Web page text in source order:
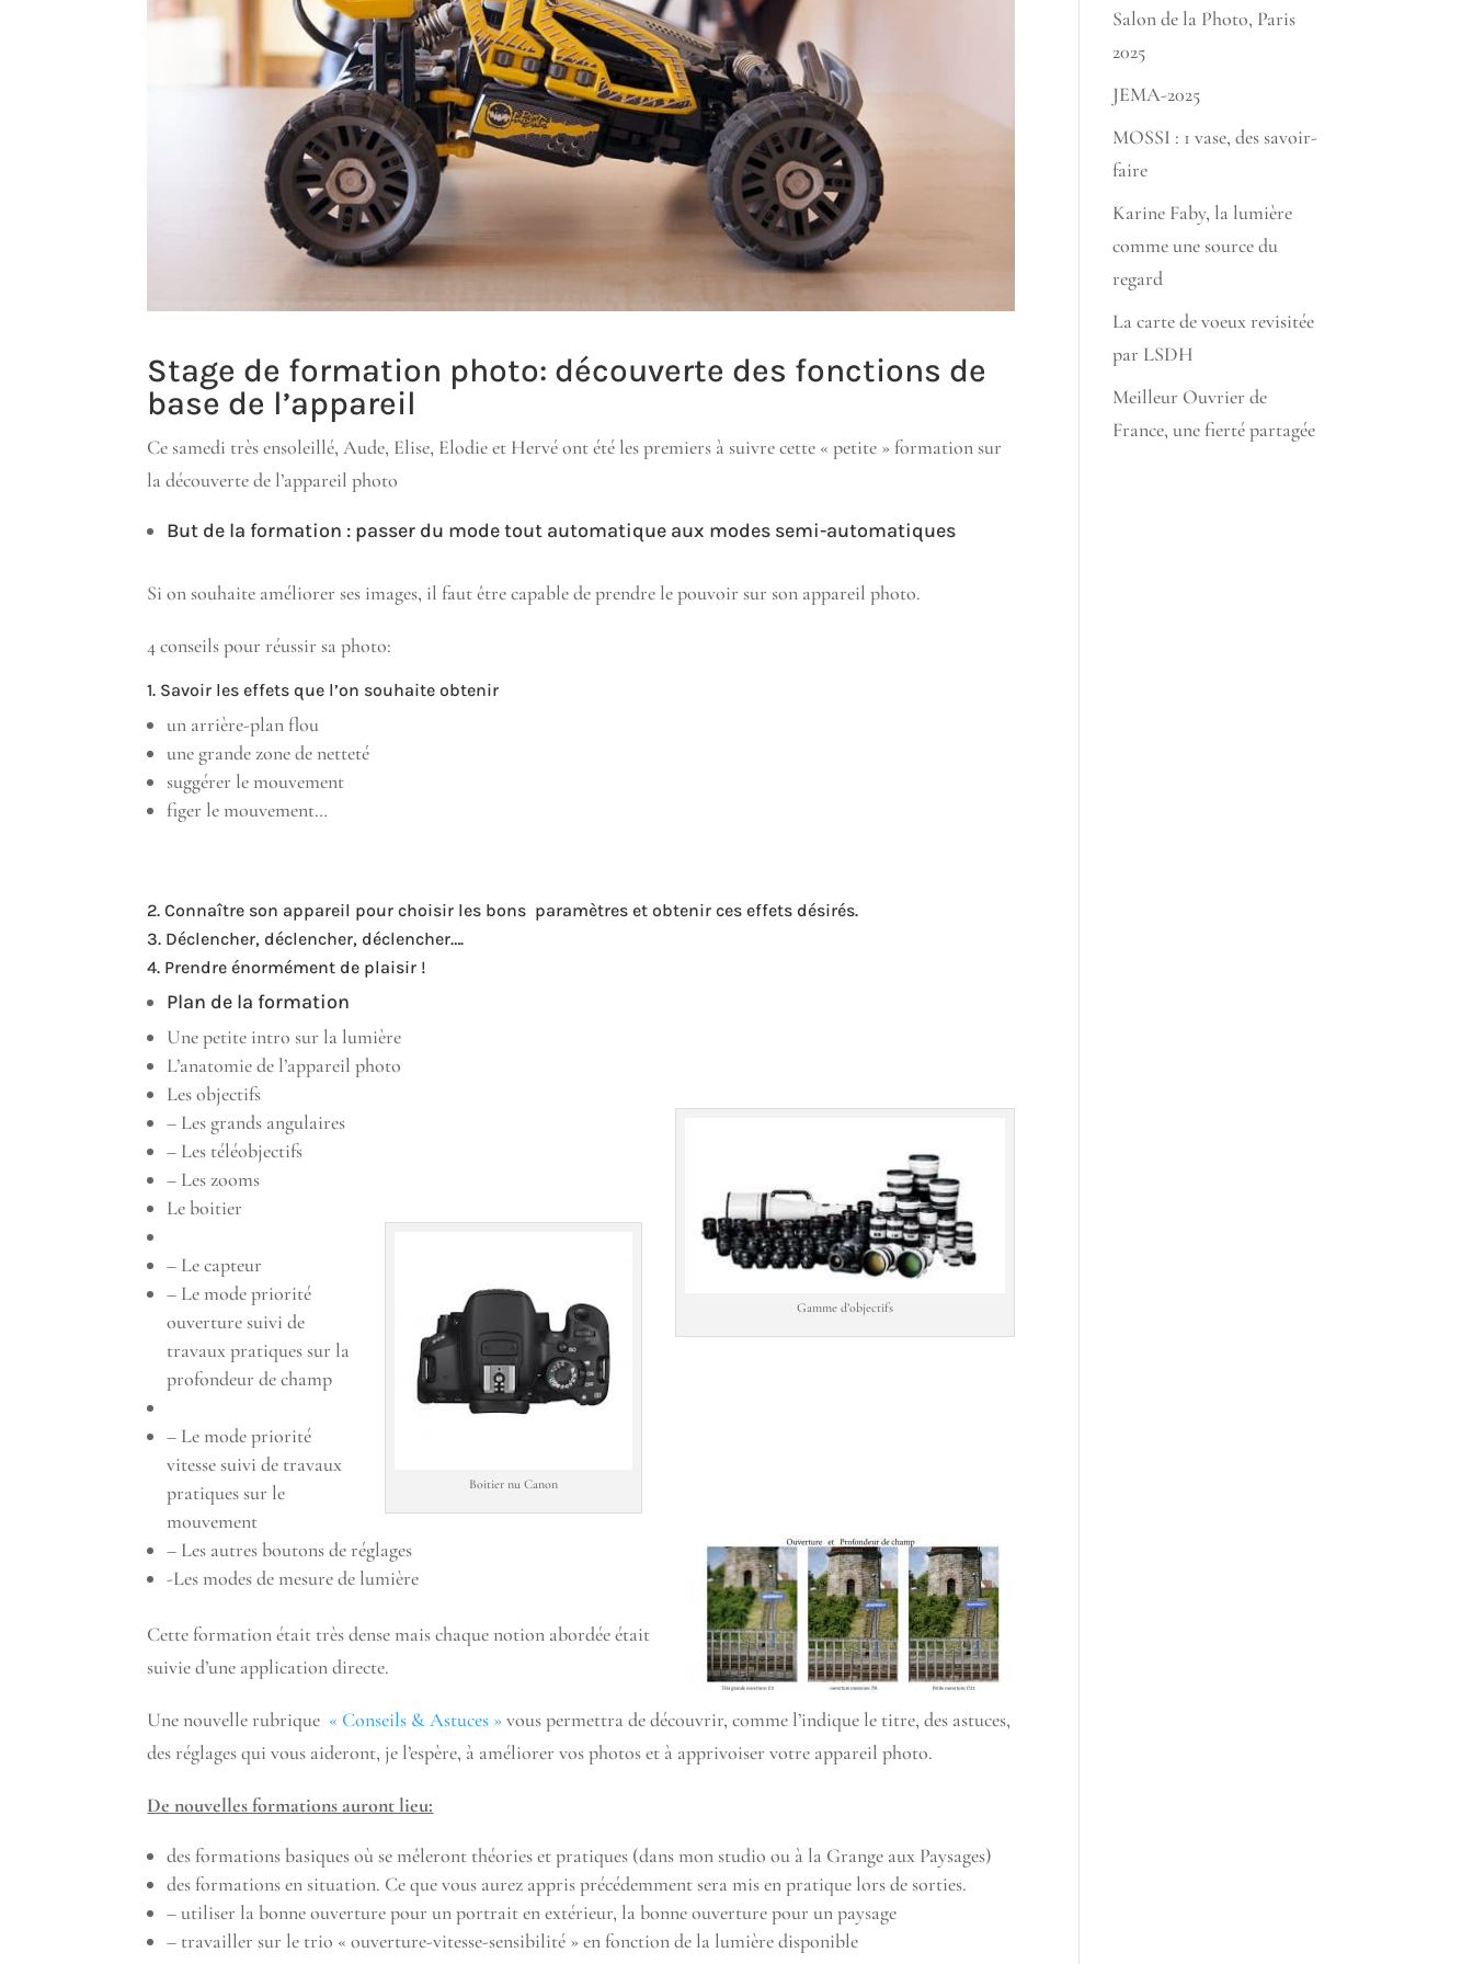
Stage de formation photo: découverte des fonctions de
base de l’appareil
Ce samedi très ensoleillé, Aude, Elise, Elodie et Hervé ont été les premiers à suivre cette « petite » formation sur
la découverte de l’appareil photo
But de la formation : passer du mode tout automatique aux modes semi-automatiques
Si on souhaite améliorer ses images, il faut être capable de prendre le pouvoir sur son appareil photo.
4 conseils pour réussir sa photo:
1. Savoir les effets que l’on souhaite obtenir
un arrière-plan flou
une grande zone de netteté
suggérer le mouvement
figer le mouvement…
2. Connaître son appareil pour choisir les bons paramètres et obtenir ces effets désirés.
3. Déclencher, déclencher, déclencher….
4. Prendre énormément de plaisir !
Plan de la formation
Une petite intro sur la lumière
L’anatomie de l’appareil photo
Les objectifs
Gamme d’objectifs
– Les grands angulaires
– Les téléobjectifs
– Les zooms
Le boitier
Boitier nu Canon
– Le capteur
– Le mode priorité
ouverture suivi de
travaux pratiques sur la
profondeur de champ
– Le mode priorité
vitesse suivi de travaux
pratiques sur le
mouvement
– Les autres boutons de réglages
-Les modes de mesure de lumière
Cette formation était très dense mais chaque notion abordée était
suivie d’une application directe.
Une nouvelle rubrique « Conseils & Astuces »vous permettra de découvrir, comme l’indique le titre, des astuces,
des réglages qui vous aideront, je l’espère, à améliorer vos photos et à apprivoiser votre appareil photo.
De nouvelles formations auront lieu:
des formations basiques où se mêleront théories et pratiques (dans mon studio ou à la Grange aux Paysages)
des formations en situation. Ce que vous aurez appris précédemment sera mis en pratique lors de sorties.
– utiliser la bonne ouverture pour un portrait en extérieur, la bonne ouverture pour un paysage
– travailler sur le trio « ouverture-vitesse-sensibilité » en fonction de la lumière disponible
Salon de la Photo, Paris
2025
JEMA-2025
MOSSI : 1 vase, des savoir-
faire
Karine Faby, la lumière
comme une source du
regard
La carte de voeux revisitée
par LSDH
Meilleur Ouvrier de
France, une fierté partagée